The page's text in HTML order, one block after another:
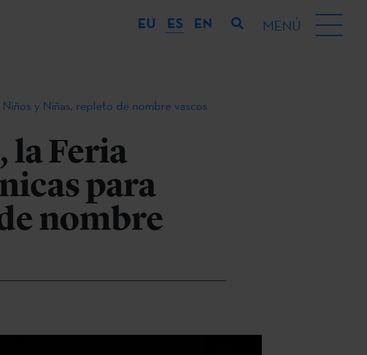
EU ES EN MENÚ
y Niñas, repleto de nombre vascos
la Feria
para
nombre